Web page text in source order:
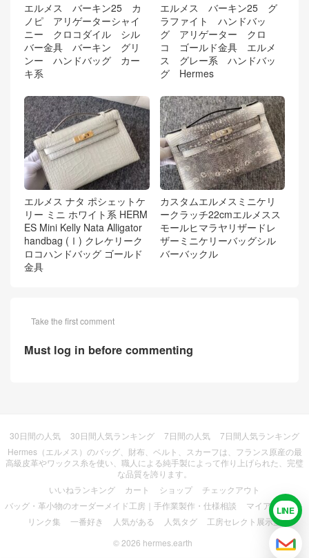
エルメス バーキン25 カ
ノピ アリゲーターシャイ
ニー クロコダイル シル
バー金具 バーキン グリ
ンー ハンドバッグ カー
キ系
エルメス バーキン25 グ
ラファイト ハンドバッ
グ アリゲーター クロ
コ ゴールド金具 エルメ
ス グレー系 ハンドバッ
グ Hermes
エルメス ナタ ポシェットケ
リー ミニ ホワイト系 HERM
ES Mini Kelly Nata Alligator
handbag (Ⅰ) クレケリーク
ロコハンドバッグ ゴールド
金具
カスタムエルメスミニケリ
ークラッチ22cmエルメスス
モールヒマラヤリザードレ
ザーミニケリーバッグシル
バーバックル
Take the first comment
Must log in before commenting
30日間の人気 30日間人気ランキング 7日間の人気
7日間人気ランキング
Hermes（エルメス）のバッグ、財布、ベルト、スカーフは、フランス原産の最
高級皮革やワックス糸を使い、職人による純手製によって作り上げられた、完璧
な品質を誇ります。
いいねランキング
カート ショップ
チェックアウト
バッグ・革小物のオーダーメイド工房｜手作業製作・仕様相談
マイアカウント
リンク集
一番好き 人気がある 人気タグ
工房セレクト展示室
© 2026 hermes.earth
LINE
メー